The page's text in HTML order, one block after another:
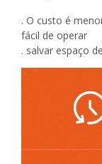
. O custo é
fácil de operar
. salvar espaço